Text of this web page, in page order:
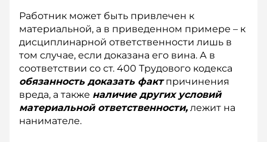
Работник может быть привлечен к
материальной, а в приведенном примере – к
дисциплинарной ответственности лишь в
том случае, если доказана его вина. А в
соответствии со ст. 400 Трудового кодекса
обязанность доказать фактпричинения
вреда, а также наличие других условий
материальной ответственности, лежит на
нанимателе.